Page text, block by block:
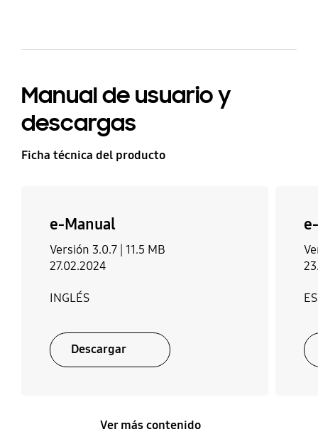
Manual de usuario y
descargas
Ficha técnica del producto
e-Manual
Versión 3.0.7 | 11.5 MB
27.02.2024
INGLÉS
Descargar
Ver más contenido